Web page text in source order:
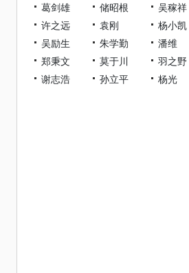
葛剑雄
储昭根
吴稼祥
许之远
袁刚
杨小凯
吴励生
朱学勤
潘维
郑秉文
莫于川
羽之野
谢志浩
孙立平 杨光